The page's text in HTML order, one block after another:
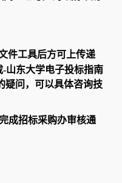
件工具后方可上传递
-山东大学电子投标指南
疑问，可以具体咨询技
成招标采购办审核通